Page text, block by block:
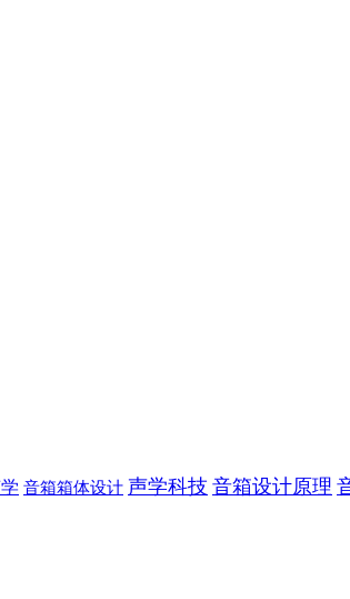
音箱箱体设计 声学科技 音箱设计原理